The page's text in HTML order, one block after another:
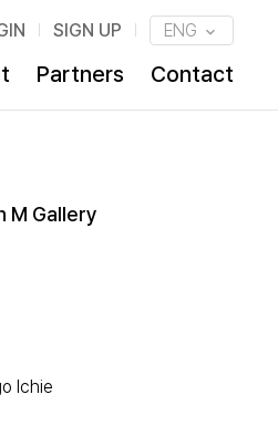
SIGN UP ENG
Partners Contact
M Gallery
Ichie